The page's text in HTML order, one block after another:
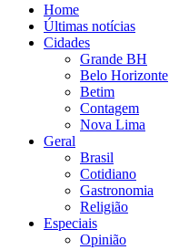
Home
Últimas notícias
Cidades
Grande BH
Belo Horizonte
Betim
Contagem
Nova Lima
Geral
Brasil
Cotidiano
Gastronomia
Religião
Especiais
Opinião